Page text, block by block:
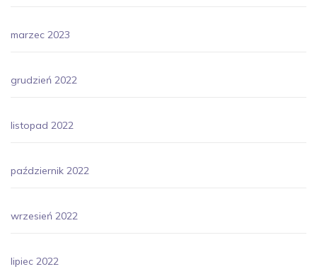
marzec 2023
grudzień 2022
listopad 2022
październik 2022
wrzesień 2022
lipiec 2022